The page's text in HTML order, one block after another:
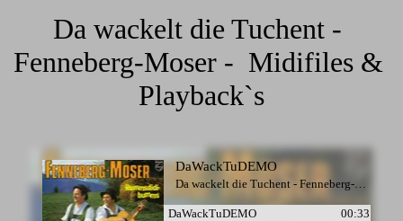
Da wackelt die Tuchent -
Fenneberg-Moser -  Midifiles &
Playback`s
DaWackTuDEMO
Da wackelt die Tuchent - Fenneberg-Moser
DaWackTuDEMO 00:33